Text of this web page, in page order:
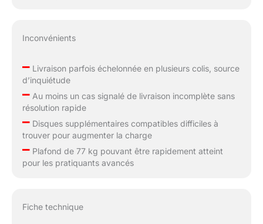
Inconvénients
–Livraison parfois échelonnée en plusieurs colis, source
d’inquiétude
–Au moins un cas signalé de livraison incomplète sans
résolution rapide
–Disques supplémentaires compatibles difficiles à
trouver pour augmenter la charge
–Plafond de 77 kg pouvant être rapidement atteint
pour les pratiquants avancés
Fiche technique